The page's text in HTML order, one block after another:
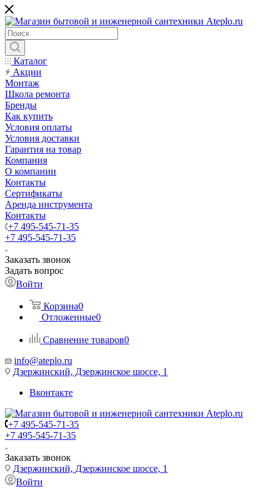
Каталог
Акции
Монтаж
Школа ремонта
Бренды
Как купить
Условия оплаты
Условия доставки
Гарантия на товар
Компания
О компании
Контакты
Сертификаты
Аренда инструмента
Контакты
+7 495-545-71-35
+7 495-545-71-35
Заказать звонок
Задать вопрос
Войти
Корзина0
Отложенные0
Сравнение товаров0
info@ateplo.ru
Дзержинский, Дзержинское шоссе, 1
Вконтакте
+7 495-545-71-35
+7 495-545-71-35
Заказать звонок
Дзержинский, Дзержинское шоссе, 1
Войти